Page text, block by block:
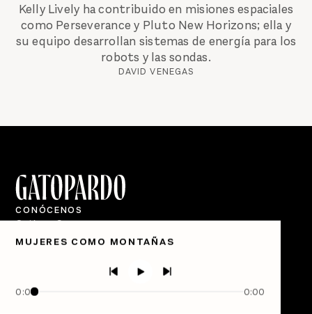
Kelly Lively ha contribuido en misiones espaciales
como Perseverance y Pluto New Horizons; ella y
su equipo desarrollan sistemas de energía para los
robots y las sondas.
DAVID VENEGAS
MUJERES COMO MONTAÑAS
0:00 0:00
CONÓCENOS
Quiénes Somos
Directorio
Semanario Gatopardo